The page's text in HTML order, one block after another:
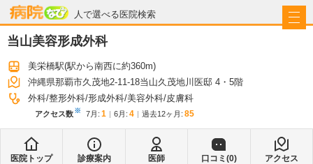
人で選べる医院検索
病院なび
当山美容形成外科
美栄橋駅(駅から南西に約360m)
沖縄県那覇市久茂地2-11-18当山久茂地川医邸 4・5階
外科 整形外科 形成外科 美容外科 皮膚科
アクセス数※ 7月 : 1 6月 : 4 過去12ヶ月: 85
医院トップ 診療案内 医師 口コミ(0) アクセス